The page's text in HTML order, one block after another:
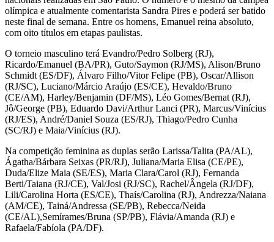
olímpica e atualmente comentarista Sandra Pires e poderá ser batido
neste final de semana. Entre os homens, Emanuel reina absoluto,
com oito títulos em etapas paulistas.
O torneio masculino terá Evandro/Pedro Solberg (RJ),
Ricardo/Emanuel (BA/PR), Guto/Saymon (RJ/MS), Alison/Bruno
Schmidt (ES/DF), Álvaro Filho/Vitor Felipe (PB), Oscar/Allison
(RJ/SC), Luciano/Márcio Araújo (ES/CE), Hevaldo/Bruno
(CE/AM), Harley/Benjamin (DF/MS), Léo Gomes/Bernat (RJ),
Jô/George (PB), Eduardo Davi/Arthur Lanci (PR), Marcus/Vinícius
(RJ/ES), André/Daniel Souza (ES/RJ), Thiago/Pedro Cunha
(SC/RJ) e Maia/Vinícius (RJ).
Na competição feminina as duplas serão Larissa/Talita (PA/AL),
Ágatha/Bárbara Seixas (PR/RJ), Juliana/Maria Elisa (CE/PE),
Duda/Elize Maia (SE/ES), Maria Clara/Carol (RJ), Fernanda
Berti/Taiana (RJ/CE), Val/Josi (RJ/SC), Rachel/Ângela (RJ/DF),
Lili/Carolina Horta (ES/CE), Thaís/Carolina (RJ), Andrezza/Naiana
(AM/CE), Tainá/Andressa (SE/PB), Rebecca/Neida
(CE/AL),Semírames/Bruna (SP/PB), Flávia/Amanda (RJ) e
Rafaela/Fabíola (PA/DF).